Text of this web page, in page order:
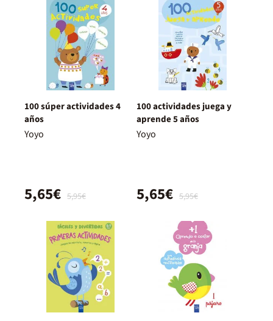
100 súper actividades 4
años
Yoyo
5,95€
5,65€
100 actividades juega y
aprende 5 años
Yoyo
5,95€
5,65€